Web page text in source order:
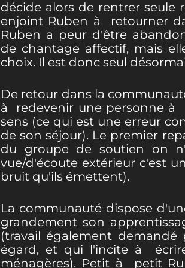
décide alors de rentrer seule
enjoint Ruben à retourner
Ruben a peur d'être
de chantage affectif, mais
choix. Il est donc seul
De retour dans la
à redevenir une personne à
sens (ce qui est une erreur
de son séjour). Le premier
du groupe de soutien on
vue/d'écoute extérieur c'est
bruit qu'ils émettent).
La communauté dispose
grandement son
(travail également
égard, et qui l'incite à
ménagères). Petit à petit